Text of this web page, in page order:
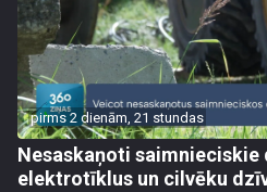
pirms 2 dienām, 21 stundas
Nesaskaņoti saimnieciskie
elektrotīklus un cilvēku